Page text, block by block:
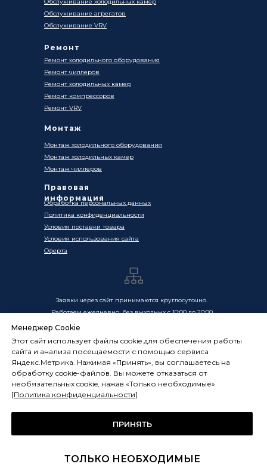
Ремонт
Цены, указанные на сайте, носят информационный
характер и не являются публичной офертой в смысле
ст. 437 ГК РФ. Окончательная стоимость товаров и услуг
определяется индивидуально и фиксируется в
Спецификации. Условия оказания услуг определяются
публичной офертой, размещённой по адресу:
Заявки через сайт принимаются круглосуточно.
Работаем ежедневно, без выходных с 10:00 до 20:00
Обработка персональных данных
Политика конфиденциальности
Условия поставки товара
Оферта
Условия использования сайта
Ремонт холодильного оборудования
Ремонт чиллеров
Ремонт холодильных камер
Ремонт компрессоров
Ремонт VRV
Монтаж
Правовая
информация
Монтаж холодильного оборудования
Монтаж чиллеров
Монтаж холодильных камер
Обслуживание агрегатов
Обслуживание VRV
Менеджер Cookie
Этот сайт использует файлы cookie для обеспечения работы
сайта и анализа посещаемости с помощью сервиса
Яндекс.Метрика. Нажимая «Принять», вы соглашаетесь на
обработку cookie-файлов. Вы можете отказаться от
необязательных cookie, нажав «Только необходимые».
[Политика конфиденциальности]
ПРИНЯТЬ
ТОЛЬКО НЕОБХОДИМЫЕ